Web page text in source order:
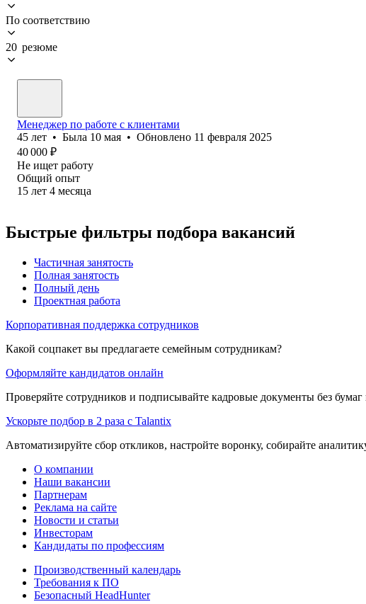
По соответствию
20 резюме
Менеджер по работе с клиентами
45 лет • Была 10 мая • Обновлено 11 февраля 2025
40 000 ₽
Не ищет работу
Общий опыт
15 лет 4 месяца
Быстрые фильтры подбора вакансий
Частичная занятость
Полная занятость
Полный день
Проектная работа
Корпоративная поддержка сотрудников
Какой соцпакет вы предлагаете семейным сотрудникам?
Оформляйте кандидатов онлайн
Проверяйте сотрудников и подписывайте кадровые документы без
Ускорьте подбор в 2 раза с Talantix
Автоматизируйте сбор откликов, настройте воронку, собирайте
О компании
Наши вакансии
Партнерам
Реклама на сайте
Новости и статьи
Инвесторам
Кандидаты по профессиям
Производственный календарь
Требования к ПО
Безопасный HeadHunter